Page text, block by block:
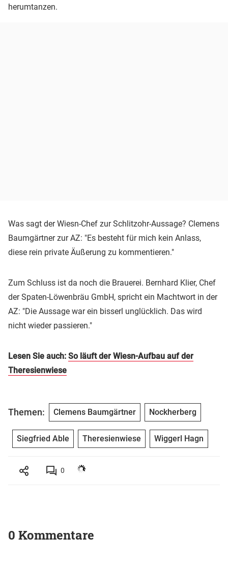
herumtanzen.
Was sagt der Wiesn-Chef zur Schlitzohr-Aussage? Clemens
Baumgärtner zur AZ: "Es besteht für mich kein Anlass,
diese rein private Äußerung zu kommentieren."
Zum Schluss ist da noch die Brauerei. Bernhard Klier, Chef
der Spaten-Löwenbräu GmbH, spricht ein Machtwort in der
AZ: "Die Aussage war ein bisserl unglücklich. Das wird
nicht wieder passieren."
Lesen Sie auch: So läuft der Wiesn-Aufbau auf der
Theresienwiese
Themen: Clemens Baumgärtner Nockherberg
Siegfried Able Theresienwiese Wiggerl Hagn
0
0 Kommentare